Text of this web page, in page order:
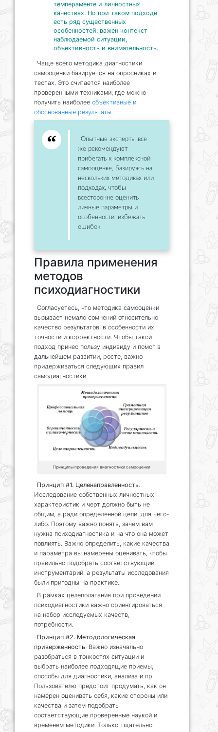
темпераменте и личностных
качествах. Но при таком подходе
есть ряд существенных
особенностей: важен контекст
наблюдаемой ситуации,
объективность и внимательность.
Чаще всего методика диагностики
самооценки базируется на опросниках и
тестах. Это считается наиболее
проверенными техниками, где можно
получить наиболее объективные и
обоснованные результаты.
Опытные эксперты все
же рекомендуют
прибегать к комплексной
самооценке, базируясь на
нескольких методиках или
подходах, чтобы
всесторонне оценить
личные параметры и
особенности, избежать
ошибок.
Правила применения
методов
психодиагностики
Согласуетесь, что методика самооценки
вызывает немало сомнений относительно
качество результатов, в особенности их
точности и корректности. Чтобы такой
подход принес пользу индивиду и помог в
дальнейшем развитии, росте, важно
придерживаться следующих правил
самодиагностики.
Принципы проведения диагностики самооценки
Принцип #1. Целенаправленность
Исследование собственных личностных
характеристик и черт должно быть не
общим, а ради определенной цели, для чего-
либо. Поэтому важно понять, зачем вам
нужна психодиагностика и на что она может
повлиять. Важно определить, какие качества
и параметра вы намерены оценивать, чтобы
правильно подобрать соответствующий
инструментарий, а результаты исследования
были пригодны на практике.
В рамках целеполагания при проведении
психодиагностики важно ориентироваться
на набор исследуемых качеств,
потребности.
Принцип #2. Методологическая
приверженность . Важно изначально
разобраться в тонкостях ситуации и
выбрать наиболее подходящие приемы,
способы для диагностики, анализа и пр.
Пользователю предстоит продумать, как он
намерен оценивать себя, какие стороны или
качества и затем подобрать
соответствующие проверенные наукой и
временем методики. Только тщательно